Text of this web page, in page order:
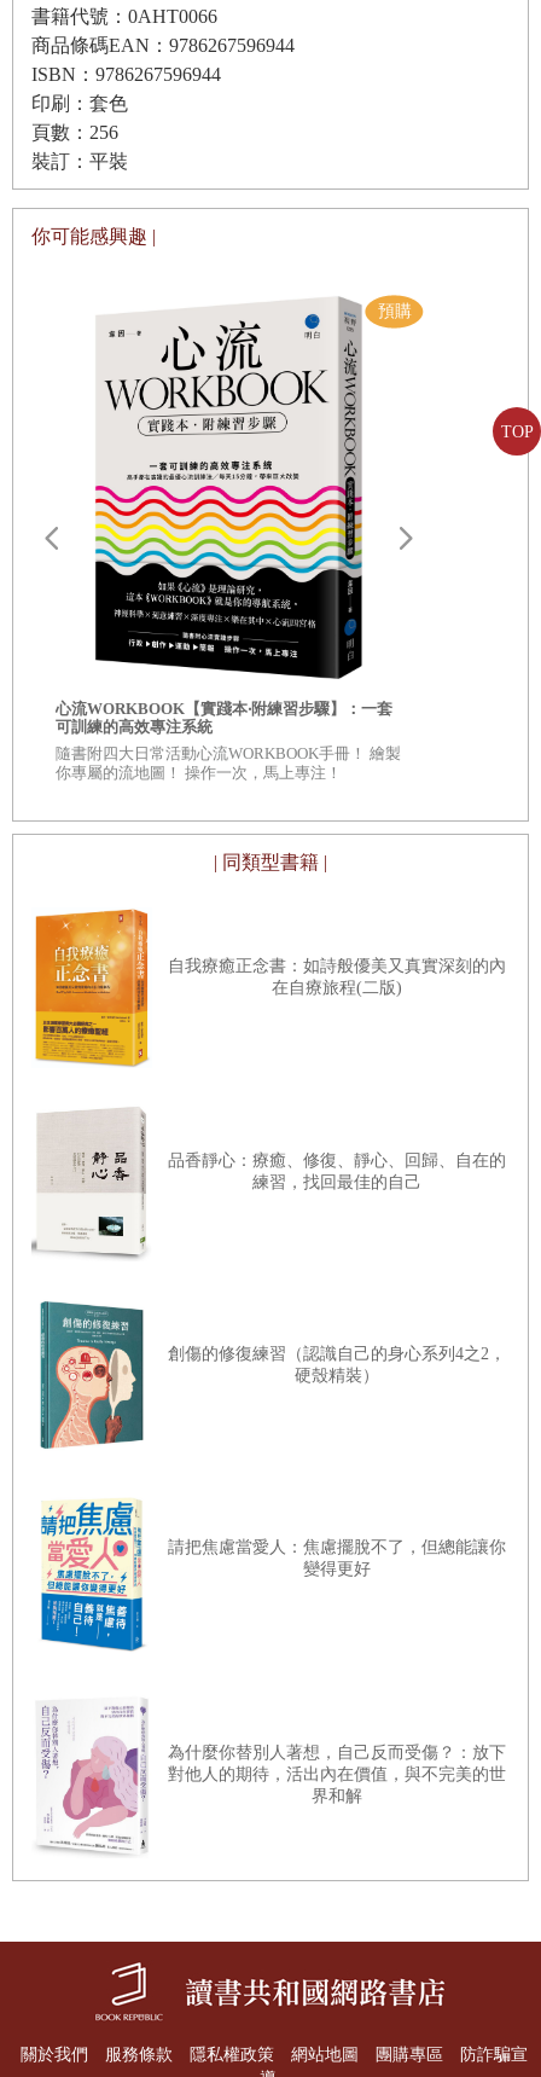
TOP
enchaînement 芭蕾女伶怎麼背得了那麼多動作？
class 問與答，造就不一樣的教室
第四部 直到生命的最後一刻，都持續做著夢
sous sus 即使是難以搆著的夢想
balance 叫你跳芭蕾，你為什麼跳倫巴？
relevé 永遠的偶像——奧黛麗．赫本
épaulé 希望背影更美
tutu 芭比、肯尼都不被排斥的世界
pas de chat 芭蕾女伶般輕盈的貓咪舞步
結尾 人生的grand jeté才剛要開始
當我跟高中同學提起轉圈摔倒的事情時，也收到了類似的指
責：「欸，你年紀也不小了，就不能把芭蕾當興趣、挑簡單
的動作做就好嗎？做你能做的就好，太難的動作直接說做不
到。何必為了出風頭，把自己搞到跌倒？」我們已經很熟
了，她才能這麼直言不諱地說出內心話，但我堅決地告訴她
我無法那麼做，既然開始學芭蕾，我就想盡力做到最好，況
且，說不定未來我即使想做也做不了，所以在那個日子到來
在過去33年，我在工作崗位上也是抱著同樣的決心，即使摔
倒，也會馬上拍掉身上的灰塵，重新站起來，這是來自我不
服輸的性格，我不希望等到以後想做也做不到時才後悔，所
以不管怎麼樣，能做的時候就要去做。
在2020年年底，我傾注多年熱情、擔任主持人的深夜談話性
節目《通宵討論》，因公司狀況不得不結束，那時我也抱著
同樣的想法。
《通宵討論》在韓國電視臺的所有談話性節目中，直播時間
最長，使得此節目從一開始就相當具有話題性，因為其他競
爭節目的直播時間是70分鐘或100分鐘，但我們的節目長度
超過3個小時，從週五晚上12點開始後到週六凌晨才結束。
真可說是極限節目，甚至在第100集特別節目時，製作組一
致表示「我們真的通宵一次看看」，結果創下直播時間5小
撐下去，連我自己都忍不住搖頭。
這節目的起點是2013年的夏天，我隨口向當時的社長孫石熙
提出了一個企劃點子。那時韓國政治對立的狀況就跟現在一
樣，使得社會嚴重分裂。我問：「一、兩個小時的對談根本
無法得出結論，讓雙方代表通宵討論怎麼樣？如果彼此都能
說出所有想說的話，是不是更容易獲得共識？」沒想到社長
回我一句「誰提誰負責」，因此，我一肩扛起企劃、製作人
雖然是我提出來的，但實際在一個地方一動不動、坐3個小
時以上並不容易，更別說還得在大聲講話、立場完全相反的
辯論嘉賓之間斡旋協調，我一刻也不能鬆懈。在直播過程
中，也有很多令人冷汗直流、衝突一觸即發的瞬間，某次有
來，讓所有人焦急不已；還有一位來賓在直播前幾個小時，
以「上級指示」為由，臨時取消出演，各種令人頭痛的突發
情況，幾乎沒完沒了。
遇到這種情況，也只能勉強一關關撐過去，一邊解決問題，
除了來賓的狀況之外，我也有個說不出口的困擾。由於節目
沒有休息時間，我得長時間守在主持人的位置上，所以連一
杯水也無法放心地喝。如果是來賓，偶爾離席去解決緊急的
生理需求並不是什麼大問題，因為只要把畫面聚焦在其他正
在發言的來賓身上就行了；但是主持人不能任意離席，所以
有一次，我的腰突然劇烈疼痛，完全無法挺直、甚至走不
動，讓製作組非常擔心，但是真的坐上主持人的位置後，我
竟然能表現出一副沒事的樣子，彷彿腰痛的人不是我。直播
必須順利進行的責任感和緊張感，讓我瞬間忘了嚴重的腰
應，但是對我來說，比起無法再上電視的遺憾，更令人惋惜
的是，我在製作長時間談話性節目的過程中累積的技巧和人
脈，失去了用武之地。雖然我無論如何都想找辦法再次用上
書籍代號：0AHT0066
商品條碼EAN：9786267596944
ISBN：9786267596944
印刷：套色
頁數：256
裝訂：平裝
你可能感興趣 |
心流WORKBOOK【實踐本‧附練習步驟】：一套
可訓練的高效專注系統
隨書附四大日常活動心流WORKBOOK手冊！ 繪製
你專屬的流地圖！ 操作一次，馬上專注！
| 同類型書籍 |
自我療癒正念書：如詩般優美又真實深刻的內
在自療旅程(二版)
品香靜心：療癒、修復、靜心、回歸、自在的
練習，找回最佳的自己
創傷的修復練習（認識自己的身心系列4之2，
硬殼精裝）
請把焦慮當愛人：焦慮擺脫不了，但總能讓你
變得更好
為什麼你替別人著想，自己反而受傷？：放下
對他人的期待，活出內在價值，與不完美的世
界和解
關於我們 服務條款 隱私權政策 網站地圖 團購專區
防詐騙宣